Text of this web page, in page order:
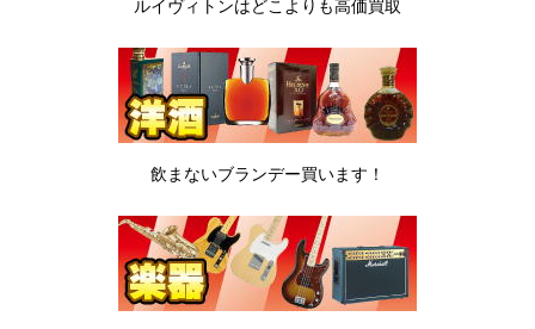
ルイヴィトンはどこよりも高価買取
飲まないブランデー買います！